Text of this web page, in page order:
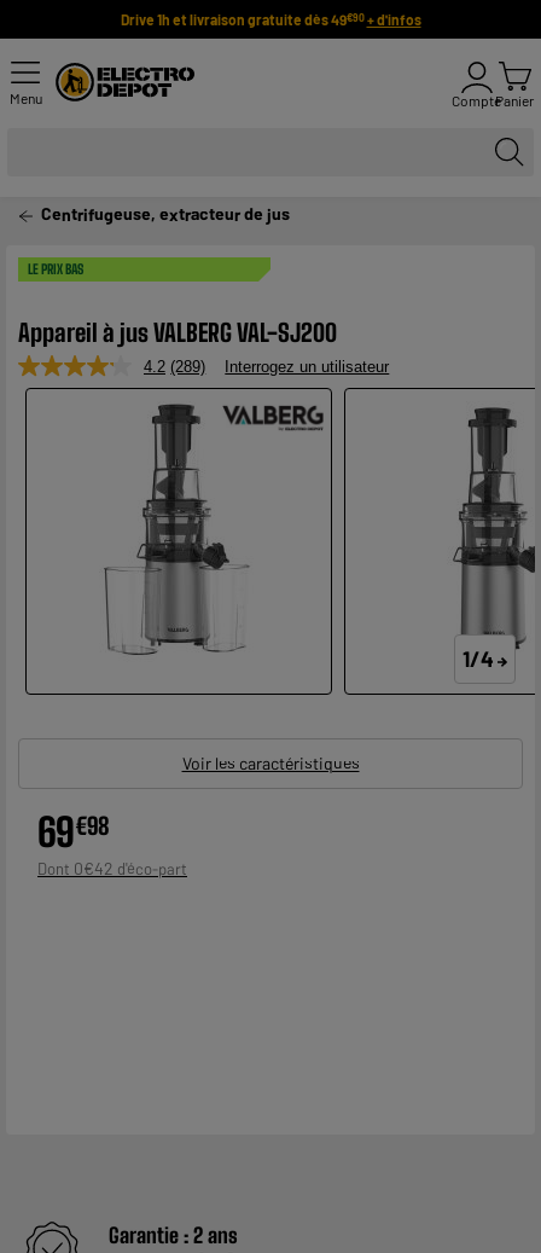
Drive 1h et livraison gratuite dès 49€90 + d'infos
Menu ComptePanier
Centrifugeuse, extracteur de jus
LE PRIX BAS
Appareil à jus VALBERG VAL-SJ200
4.2 Lire
289
avis.
Lien
sur
la
même
page.
(289) Interrogez un utilisateur
1/4
Voir les caractéristiques
69€98
Dont 0€42
Garantie :2 ans